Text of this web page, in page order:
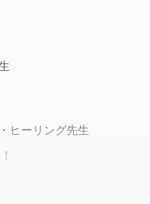
ヒーリング先生